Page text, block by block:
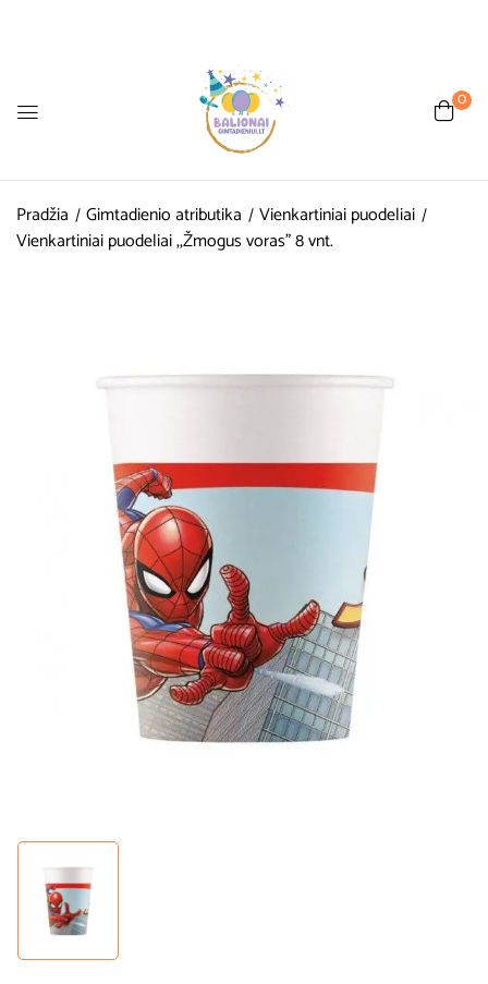
0
Pradžia Gimtadienio atributika
Vienkartiniai puodeliai
Vienkartiniai puodeliai ,,Žmogus voras” 8 vnt.